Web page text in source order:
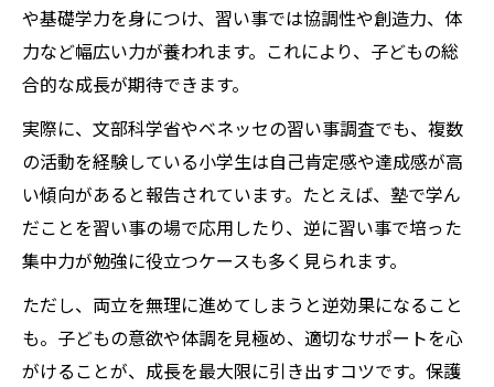
や基礎学力を身につけ、習い事では協調性や創造力、体
力など幅広い力が養われます。これにより、子どもの総
合的な成長が期待できます。
実際に、文部科学省やベネッセの習い事調査でも、複数
の活動を経験している小学生は自己肯定感や達成感が高
い傾向があると報告されています。たとえば、塾で学ん
だことを習い事の場で応用したり、逆に習い事で培った
集中力が勉強に役立つケースも多く見られます。
ただし、両立を無理に進めてしまうと逆効果になること
も。子どもの意欲や体調を見極め、適切なサポートを心
がけることが、成長を最大限に引き出すコツです。保護